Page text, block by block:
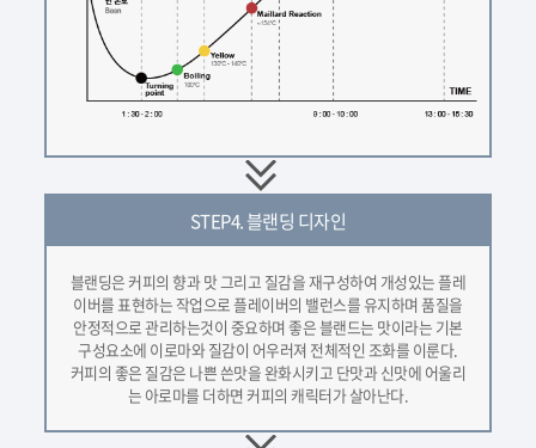
STEP4.블랜딩 디자인
블랜딩은 커피의 향과 맛 그리고 질감을 재구성하여 개성있는 플레
이버를 표현하는 작업으로 플레이버의 밸런스를 유지하며 품질을
안정적으로 관리하는것이 중요하며 좋은 블랜드는 맛이라는 기본
구성요소에 이로마와 질감이 어우러져 전체적인 조화를 이룬다.
커피의 좋은 질감은 나쁜 쓴맛을 완화시키고 단맛과 신맛에 어울리
는 아로마를 더하면 커피의 캐릭터가 살아난다.